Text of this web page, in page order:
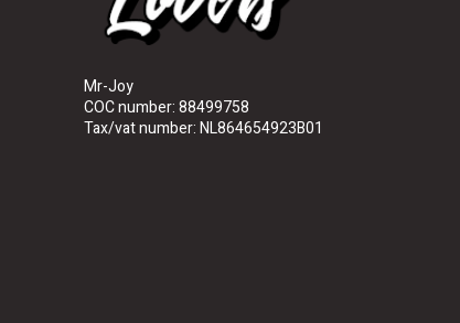
Mr-Joy
COC number: 88499758
Tax/vat number: NL864654923B01